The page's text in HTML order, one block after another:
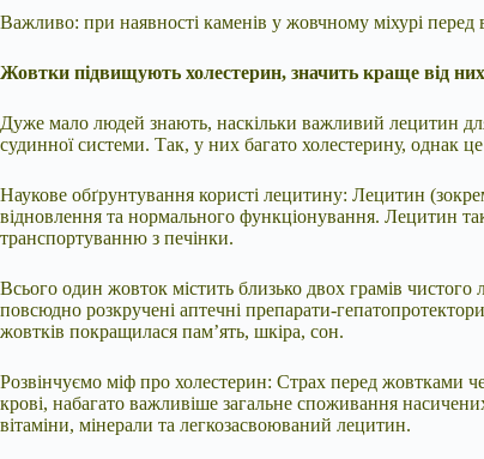
Важливо: при наявності каменів у жовчному міхурі перед
Жовтки підвищують холестерин, значить краще від
Дуже мало людей знають, наскільки важливий лецитин
судинної системи. Так, у них багато холестерину, однак
Наукове обґрунтування користі лецитину: Лецитин
відновлення та нормального функціонування. Лецитин
транспортуванню з печінки.
Всього один жовток містить близько двох грамів
повсюдно розкручені аптечні препарати-
жовтків покращилася пам’ять, шкіра, сон.
Розвінчуємо міф про холестерин: Страх перед жовтками
крові, набагато важливіше загальне споживання
вітаміни, мінерали та легкозасвоюваний лецитин.